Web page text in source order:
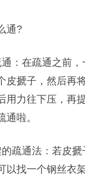
通?
在疏通之前，
皮搋子，然后再
用力往下压，再
通啦。
通法：若皮搋
以找一个钢丝衣